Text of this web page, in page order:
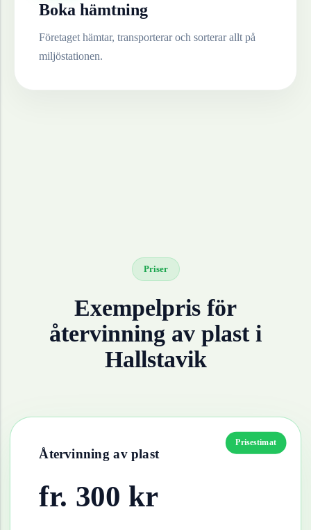
Boka hämtning
Företaget hämtar, transporterar och sorterar allt på
miljöstationen.
Priser
Exempelpris för
återvinning av plasti
Hallstavik
Prisestimat
Återvinning av plast
fr. 300 kr